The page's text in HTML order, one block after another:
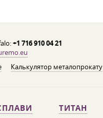
+1 716 910 04 21
Калькулятор металопрокату
ТИТАН